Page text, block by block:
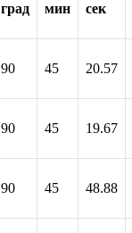
град мин сек
90 45 20.57
90 45 19.67
90 45 48.88